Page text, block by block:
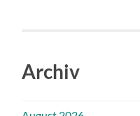
Archiv